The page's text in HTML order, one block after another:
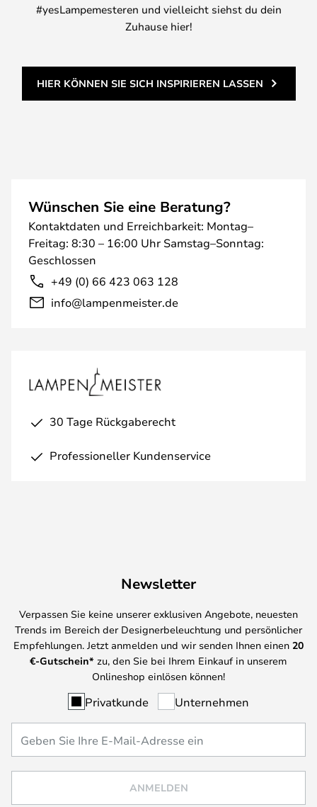
#yesLampemesteren und vielleicht siehst du dein
Zuhause hier!
HIER KÖNNEN SIE SICH INSPIRIEREN LASSEN
Wünschen Sie eine Beratung?
Kontaktdaten und Erreichbarkeit: Montag–
Freitag: 8:30 – 16:00 Uhr Samstag–Sonntag:
Geschlossen
+49 (0) 66 423 063 128
info@lampenmeister.de
30 Tage Rückgaberecht
Professioneller Kundenservice
Newsletter
Verpassen Sie keine unserer exklusiven Angebote, neuesten
Trends im Bereich der Designerbeleuchtung und persönlicher
Empfehlungen. Jetzt anmelden und wir senden Ihnen einen 20
€-Gutschein* zu, den Sie bei Ihrem Einkauf in unserem
Onlineshop einlösen können!
Privatkunde Unternehmen
ANMELDEN